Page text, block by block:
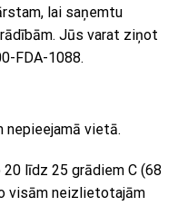
lai saņemtu
Jūs varat ziņot
FDA-1088.
nepieejamā vietā.
līdz 25 grādiem C (68
visām neizlietotajām